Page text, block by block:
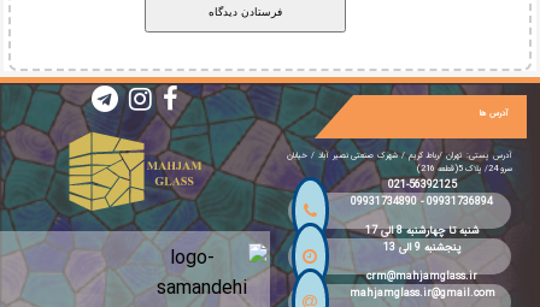
آدرس ها
آدرس پستی: تهران /رباط کریم / شهرک صنعتی نصیر آباد / خیابان
سرو 24/ پلاک 5(قطعه 216)
021-56392125
09931736894
-
09931734890
شنبه تا چهارشنبه 8 الی 17
پنجشنبه 9 الی 13
crm@mahjamglass.ir
mahjamglass.ir@gmail.com